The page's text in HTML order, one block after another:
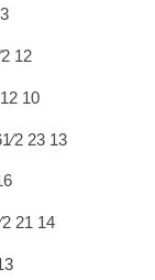
12
10
23 13
21 14